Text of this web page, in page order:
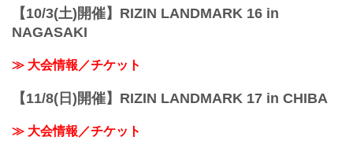
【10/3(土)開催】RIZIN LANDMARK 16 in
NAGASAKI
≫ 大会情報／チケット
【11/8(日)開催】RIZIN LANDMARK 17 in CHIBA
≫ 大会情報／チケット